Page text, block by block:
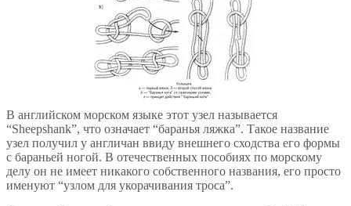
В английском морском языке этот узел называется
“Sheepshank”, что означает “баранья ляжка”. Такое название
узел получил у англичан ввиду внешнего сходства его формы
с бараньей ногой. В отечественных пособиях по морскому
делу он не имеет никакого собственного названия, его просто
именуют “узлом для укорачивания троса”.